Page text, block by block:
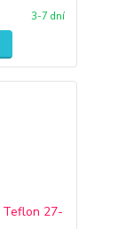
3-7 dní